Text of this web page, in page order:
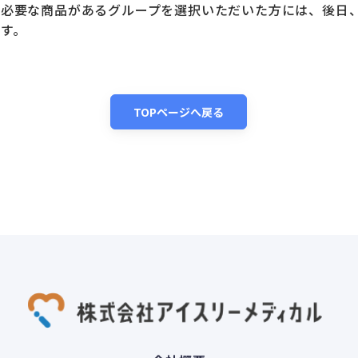
要な商品があるグループを選択いただいた方には、後日
。
TOPページへ戻る